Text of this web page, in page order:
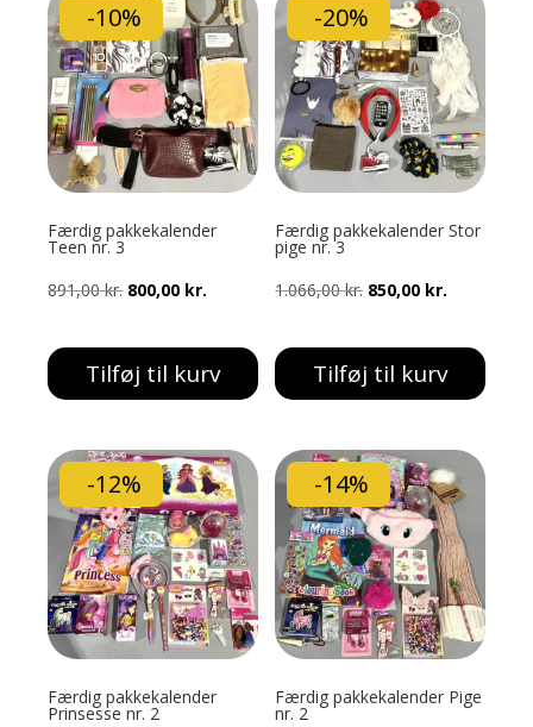
-10%
Færdig pakkekalender
Teen nr. 3
891,00kr. Den
pris
var:
800,00 kr.
pris
er:
Tilføj til kurv
-20%
Færdig pakkekalender Stor
pige nr. 3
1.066,00kr. Den
pris
var:
850,00 kr.
pris
er:
Tilføj til kurv
-12%
Færdig pakkekalender
Prinsesse nr. 2
-14%
Færdig pakkekalender Pige
nr. 2